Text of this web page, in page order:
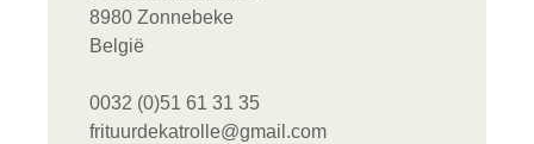
8980 Zonnebeke
België
0032 (0)51 61 31 35
frituurdekatrolle@gmail.com